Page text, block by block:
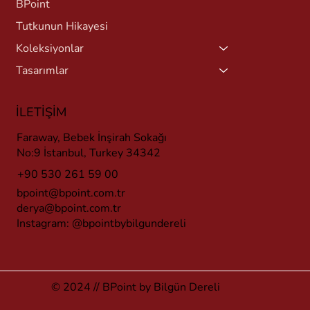
BPoint
Tutkunun Hikayesi
Koleksiyonlar
Tasarımlar
İLETİŞİM
Faraway, Bebek İnşirah Sokağı
No:9 İstanbul, Turkey 34342
+90 530 261 59 00
bpoint@bpoint.com.tr
derya@bpoint.com.tr
Instagram: @bpointbybilgundereli
© 2024 // BPoint by Bilgün Dereli